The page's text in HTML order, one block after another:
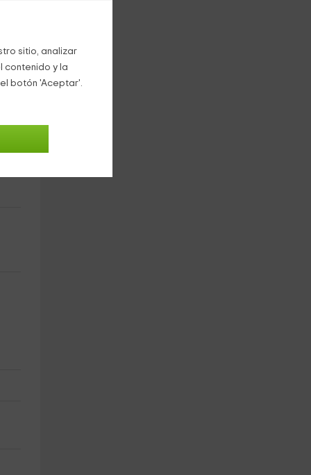
sitio, analizar
contenido y la
botón 'Aceptar'.